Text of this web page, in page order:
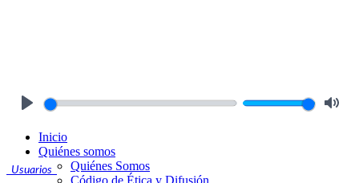
Usuarios
Inicio
Quiénes somos
Quiénes Somos
Código de Ética y Difusión